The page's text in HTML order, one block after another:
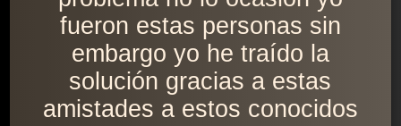
fueron estas personas sin
embargo yo he traído la
solución gracias a estas
amistades a estos conocidos